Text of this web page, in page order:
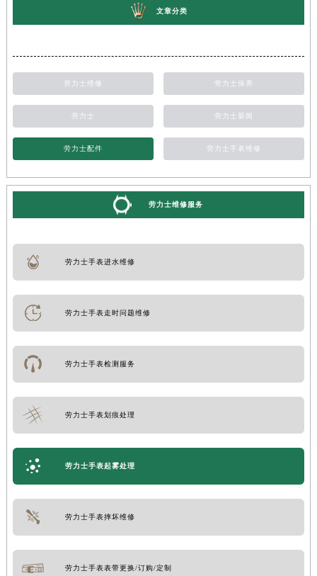
文章分类
劳力士维修 劳力士保养
劳力士 劳力士新闻
劳力士配件 劳力士手表维修
劳力士维修服务
劳力士手表进水维修
劳力士手表走时问题维修
劳力士手表检测服务
劳力士手表划痕处理
劳力士手表起雾处理
劳力士手表摔坏维修
劳力士手表表带更换/订购/定制